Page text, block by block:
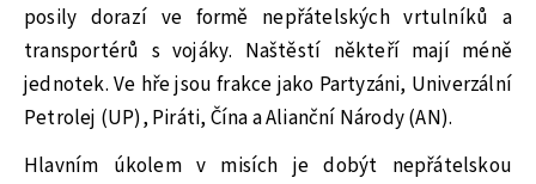
posily dorazí ve formě nepřátelských vrtulníků a
transportérů s vojáky. Naštěstí někteří mají méně
jednotek. Ve hře jsou frakce jako Partyzáni, Univerzální
Petrolej (UP), Piráti, Čína a Alianční Národy (AN).
Hlavním úkolem v misích je dobýt nepřátelskou